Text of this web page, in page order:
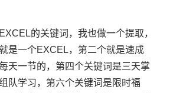
的关键词，我也做一个提取，
是一个EXCEL，第二个就是速成
天一节的，第四个关键词是三天掌
队学习，第六个关键词是限时福